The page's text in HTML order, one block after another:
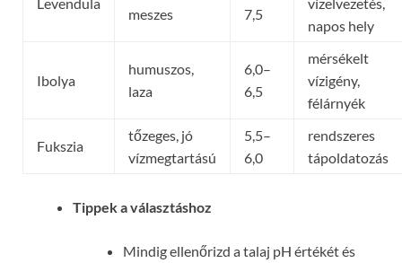
meszes
7,5
napos hely
Ibolya
humuszos,
laza
6,0–
6,5
mérsékelt
vízigény,
félárnyék
Fukszia
tőzeges, jó
vízmegtartású
5,5–
6,0
rendszeres
tápoldatozás
Tippek a választáshoz
Mindig ellenőrizd a talaj pH értékét és